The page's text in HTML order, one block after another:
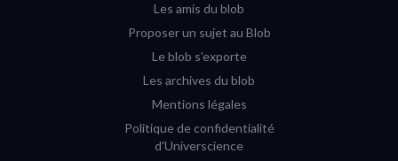
Les amis du blob
Proposer un sujet au Blob
Le blob s'exporte
Les archives du blob
Mentions légales
Politique de confidentialité
d'Universcience